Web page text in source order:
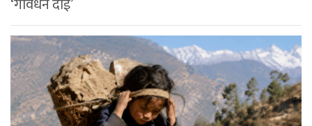
‘गोवर्धन दाई’